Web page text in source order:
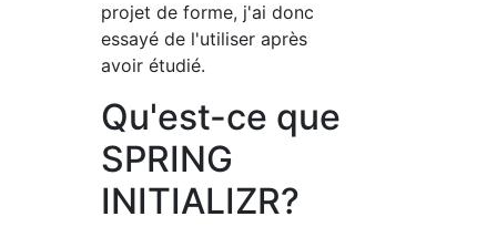
projet de forme, j'ai donc
essayé de l'utiliser après
avoir étudié.
Qu'est-ce que
SPRING
INITIALIZR?